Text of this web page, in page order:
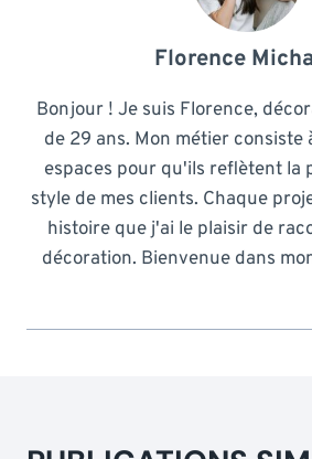
Florence
Bonjour ! Je suis Florence,
de 29 ans. Mon métier consiste
espaces pour qu'ils reflètent la
style de mes clients. Chaque
histoire que j'ai le plaisir de
décoration. Bienvenue dans